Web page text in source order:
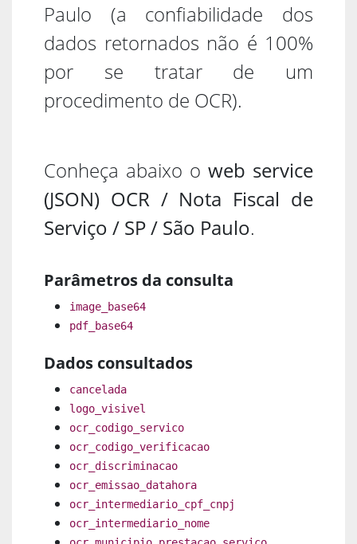
Paulo (a confiabilidade dos
dados retornados não é 100%
por se tratar de um
procedimento de OCR).
Conheça abaixo o web service
(JSON) OCR / Nota Fiscal de
Serviço / SP / São Paulo.
Parâmetros da consulta
image_base64
pdf_base64
Dados consultados
cancelada
logo_visivel
ocr_codigo_servico
ocr_codigo_verificacao
ocr_discriminacao
ocr_emissao_datahora
ocr_intermediario_cpf_cnpj
ocr_intermediario_nome